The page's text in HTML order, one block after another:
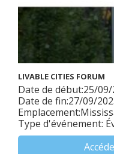
LIVABLE CITIES FORUM
Date de début:25/09/
Date de fin:27/09/
Type d'événement: